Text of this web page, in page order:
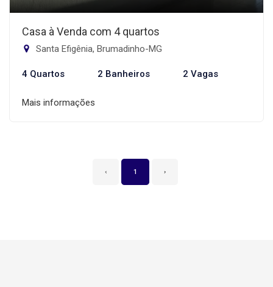
Casa à Venda com 4 quartos
Santa Efigênia, Brumadinho-MG
4 Quartos 2 Banheiros 2 Vagas
Mais informações
‹ 1 ›